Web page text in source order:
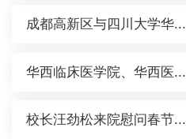
成都高新区与四川大学华...
华西临床医学院、华西医...
校长汪劲松来院慰问春节...